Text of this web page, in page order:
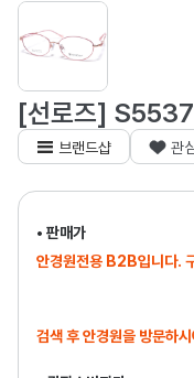
[선로즈] S5537
브랜드샵 관
• 판매가
안경원전용 B2B입니다.
검색 후 안경원을 방문하